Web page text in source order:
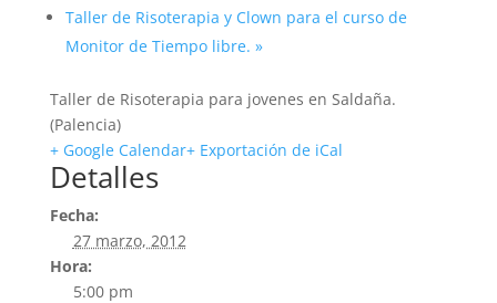
Taller de Risoterapia y Clown para el curso de
Monitor de Tiempo libre. »
Taller de Risoterapia para jovenes en Saldaña.
(Palencia)
+ Google Calendar+ Exportación de iCal
Detalles
Fecha:
27 marzo, 2012
Hora:
5:00 pm